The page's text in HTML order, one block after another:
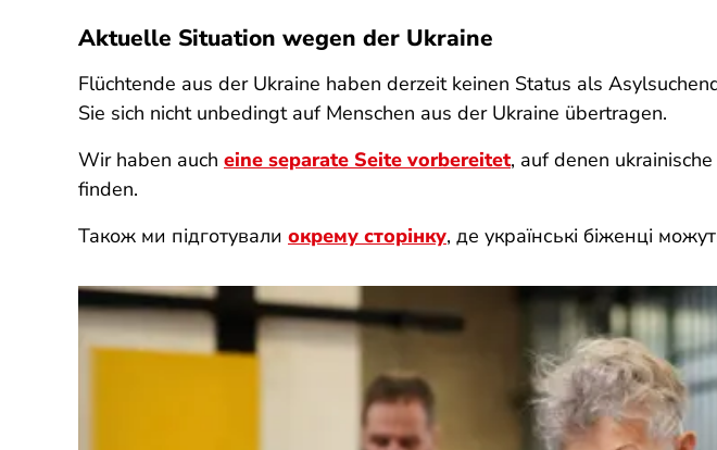
Aktuelle Situation wegen der Ukraine
Flüchtende aus der Ukraine haben derzeit keinen Status als
Sie sich nicht unbedingt auf Menschen aus der Ukraine übertragen.
Wir haben auch eine separate Seite vorbereitet, auf denen
finden.
Також ми підготували окрему сторінку, де українські біженці